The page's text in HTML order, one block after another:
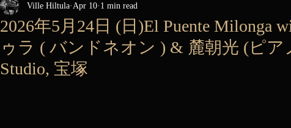
2026年5月24日 (日)El Puente Milonga
ゥラ ( バンドネオン ) & 麓朝光 (ピア
Studio, 宝塚
Ville Hiltula Apr 10 1 min read